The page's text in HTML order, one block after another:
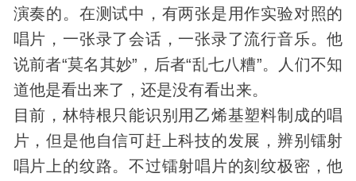
演奏的。在测试中，有两张是用作实验对照的
唱片，一张录了会话，一张录了流行音乐。他
说前者“莫名其妙”，后者“乱七八糟”。人们不知
道他是看出来了，还是没有看出来。
目前，林特根只能识别用乙烯基塑料制成的唱
片，但是他自信可赶上科技的发展，辨别镭射
唱片上的纹路。不过镭射唱片的刻纹极密，他